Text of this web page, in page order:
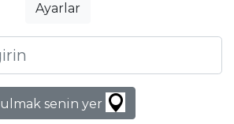
Ayarlar
senin yer